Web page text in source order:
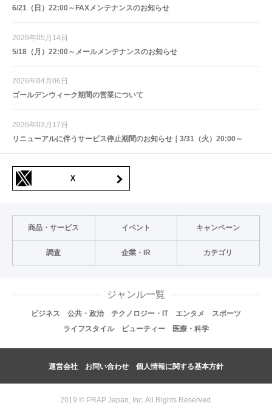
6/21（日）22:00～FAXメンテナンスのお知らせ
2026年05月14日
5/18（月）22:00～メールメンテナンスのお知らせ
2026年04月06日
ゴールデンウィーク期間の営業について
2026年03月17日
リニューアルに伴うサービス停止期間のお知らせ｜3/31（火）20:00～
X
商品・サービス イベント キャンペーン
調査 企業・IR カテゴリ
ジャンル一覧
ビジネス 公共・政治 テクノロジー・IT エンタメ
スポーツ
ライフスタイル
ビューティー 医療・科学
運営会社 お問い合わせ 個人情報に関する基本方針
2019 © PRAP Japan, Inc. All Rights Reserved.